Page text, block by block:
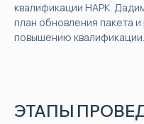
квалификации НАРК.
план обновления пакета
повышению квалификации.
ЭТАПЫ